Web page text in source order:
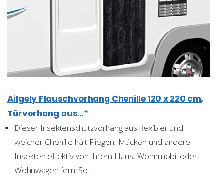
Ailgely Flauschvorhang Chenille 120 x 220 cm,
Türvorhang aus…*
Dieser Insektenschutzvorhang aus flexibler und
weicher Chenille hält Fliegen, Mücken und andere
Insekten effektiv von Ihrem Haus, Wohnmobil oder
Wohnwagen fern. So…